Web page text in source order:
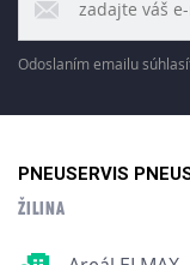
Odoslaním emailu
PNEUSERVIS
ŽILINA